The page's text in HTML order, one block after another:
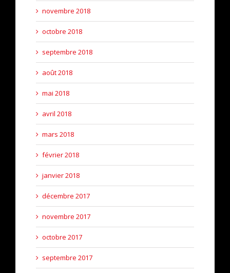
novembre 2018
octobre 2018
septembre 2018
août 2018
mai 2018
avril 2018
mars 2018
février 2018
janvier 2018
décembre 2017
novembre 2017
octobre 2017
septembre 2017